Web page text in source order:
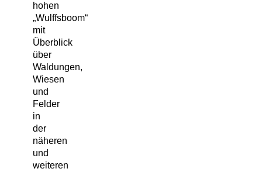
hohen
„Wulffsboom“
mit
Überblick
über
Waldungen,
Wiesen
und
Felder
in
der
näheren
und
weiteren